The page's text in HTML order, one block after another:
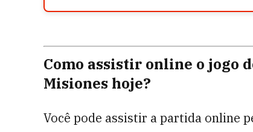
Como assistir online o jogo
Misiones hoje?
Você pode assistir a partida online